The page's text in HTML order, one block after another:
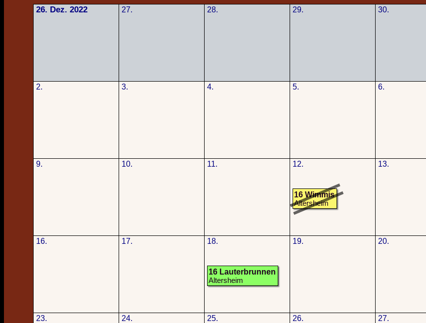
26. Dez. 2022 27. 28. 29. 30.
2. 3. 4. 5. 6.
9. 10. 11. 12.
16 Wimmis
Altersheim
13.
16. 17. 18.
16 Lauterbrunnen
Altersheim
19. 20.
23. 24. 25. 26. 27.